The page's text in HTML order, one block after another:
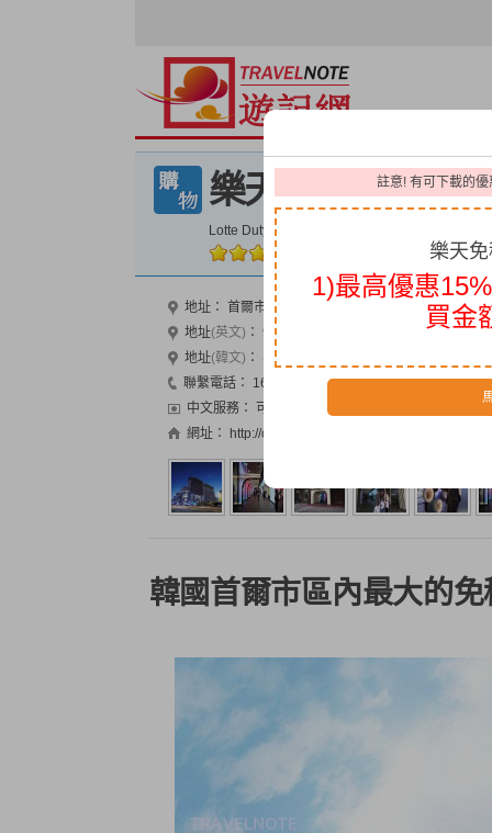
樂天免稅店（明
Lotte Duty free Shop Myeongdong Main Store
人氣指數10663
地址： 首爾市中區小公洞樂天百貨商店9-11F
地址(英文) ： 9-12F Fl, Lotte Department Store,
地址(韓文) ： 서울시 중구 소공동1 롯데백화점 9-11F
聯繫電話：
1688-3000 営業時間：9:30-18:30
中文服務：
可 信用卡：
網址：
http://cn.lottedfs.com
韓國首爾市區內最大的
註意! 有可下載的
樂天
1)最高優惠
買金